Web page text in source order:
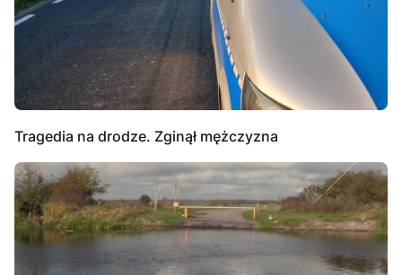
Tragedia na drodze. Zginął mężczyzna